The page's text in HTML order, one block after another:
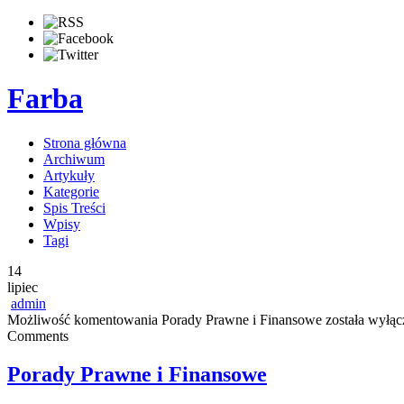
Farba
Strona główna
Archiwum
Artykuły
Kategorie
Spis Treści
Wpisy
Tagi
14
lipiec
admin
Możliwość komentowania Porady Prawne i Finansowe została
Comments
Porady Prawne i Finansowe